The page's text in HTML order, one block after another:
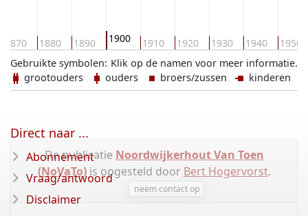
1870 1880 1890 1900 1910 1920 1930 1940 1950
Klik op de namen voor meer informatie.
Gebruikte symbolen:
grootouders
ouders broers/zussen kinderen
De publicatie Noordwijkerhout Van Toen
(NoVaTo)is opgesteld door Bert Hogervorst.
neem contact op
Direct naar ...
Abonnement
Vraag/antwoord
Disclaimer